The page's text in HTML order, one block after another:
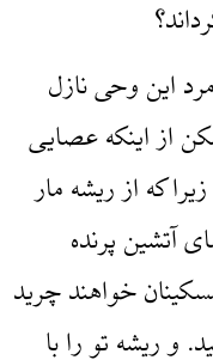
این وحی نازل
از اینکه عصایی
که از ریشه مار
آتشین پرنده
خواهند چرید
و ریشه تو را با